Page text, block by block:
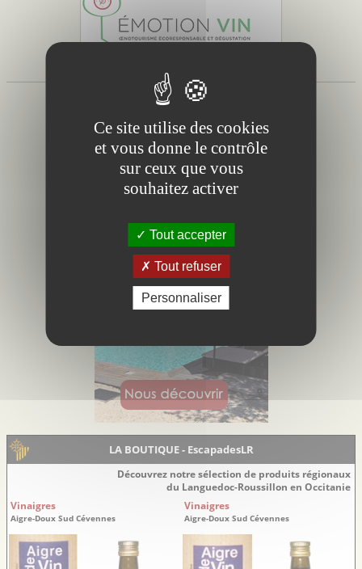
1 résultats
LA BOUTIQUE - EscapadesLR
Découvrez notre sélection de produits régionaux
du Languedoc-Roussillon en Occitanie
Vinaigres
Aigre-Doux Sud Cévennes
Vinaigres
Aigre-Doux Sud Cévennes
Ce site utilise des cookies
et vous donne le contrôle
sur ceux que vous
souhaitez activer
Tout accepter
Tout refuser
Personnaliser